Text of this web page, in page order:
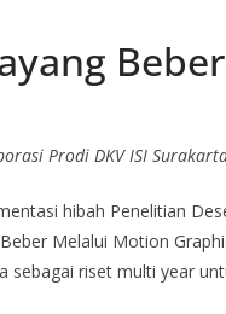
Prodi DKV ISI
hibah Penelitian
Melalui Motion
sebagai riset multi year